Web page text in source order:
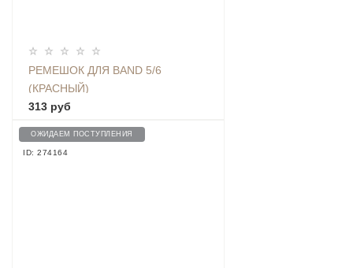
РЕМЕШОК ДЛЯ BAND 5/6
(КРАСНЫЙ)
313 руб
ОЖИДАЕМ ПОСТУПЛЕНИЯ
ID: 274164